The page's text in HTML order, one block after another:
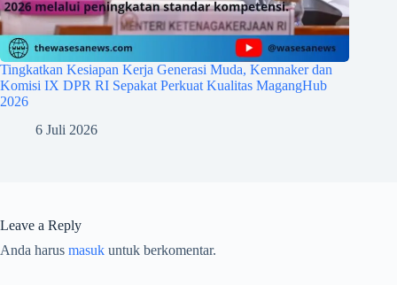
Tingkatkan Kesiapan Kerja Generasi Muda, Kemnaker dan
Komisi IX DPR RI Sepakat Perkuat Kualitas MagangHub
2026
6 Juli 2026
Leave a Reply
Anda harus masuk untuk berkomentar.